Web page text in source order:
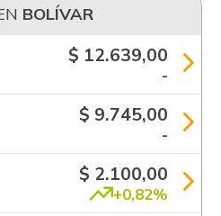
BOLÍVAR
$ 12.639,00
-
$ 9.745,00
-
$ 2.100,00
+0,82%